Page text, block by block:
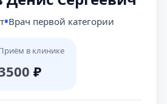
Врач первой категории
в клинике
₽